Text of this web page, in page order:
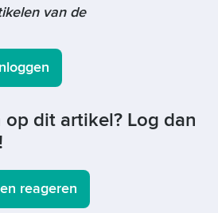
van de
dit artikel? Log dan
reageren